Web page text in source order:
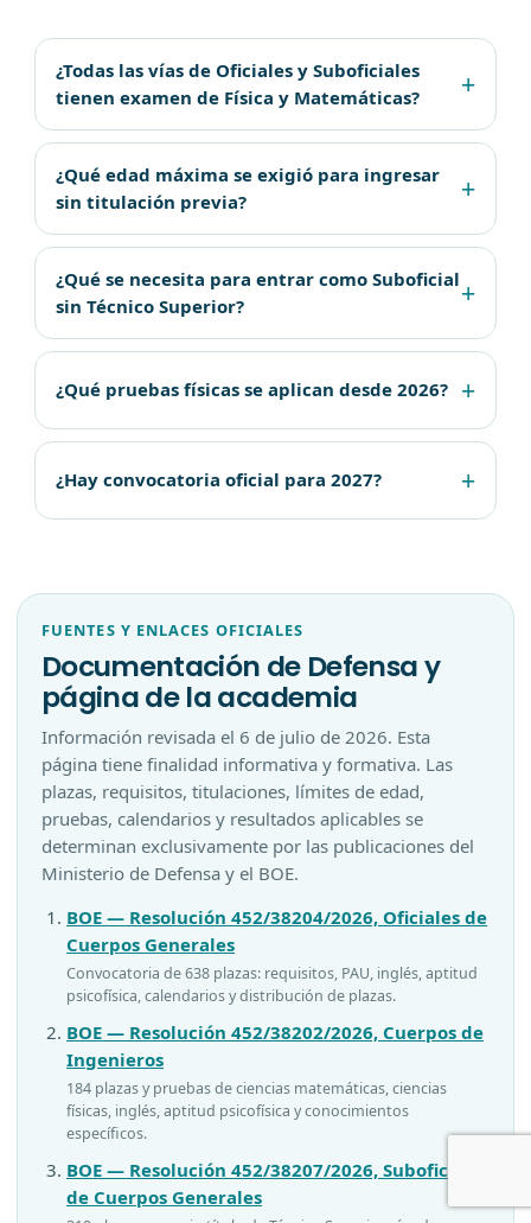
¿Todas las vías de Oficiales y Suboficiales
tienen examen de Física y Matemáticas?
¿Qué edad máxima se exigió para ingresar
sin titulación previa?
¿Qué se necesita para entrar como Suboficial
sin Técnico Superior?
¿Qué pruebas físicas se aplican desde 2026?
¿Hay convocatoria oficial para 2027?
FUENTES Y ENLACES OFICIALES
Documentación de Defensa y
página de la academia
Información revisada el 6 de julio de 2026. Esta
página tiene finalidad informativa y formativa. Las
plazas, requisitos, titulaciones, límites de edad,
pruebas, calendarios y resultados aplicables se
determinan exclusivamente por las publicaciones del
Ministerio de Defensa y el BOE.
BOE — Resolución 452/38204/2026, Oficiales de
Cuerpos Generales
Convocatoria de 638 plazas: requisitos, PAU, inglés, aptitud
psicofísica, calendarios y distribución de plazas.
BOE — Resolución 452/38202/2026, Cuerpos de
Ingenieros
184 plazas y pruebas de ciencias matemáticas, ciencias
físicas, inglés, aptitud psicofísica y conocimientos
específicos.
BOE — Resolución 452/38207/2026, Suboficiales
de Cuerpos Generales